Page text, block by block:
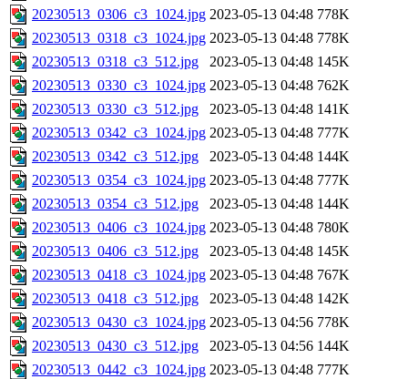
20230513_0306_c3_1024.jpg 2023-05-13 04:48 778K
20230513_0318_c3_1024.jpg 2023-05-13 04:48 778K
20230513_0318_c3_512.jpg
2023-05-13 04:48 145K
20230513_0330_c3_1024.jpg 2023-05-13 04:48 762K
20230513_0330_c3_512.jpg
2023-05-13 04:48 141K
20230513_0342_c3_1024.jpg 2023-05-13 04:48 777K
20230513_0342_c3_512.jpg
2023-05-13 04:48 144K
20230513_0354_c3_1024.jpg 2023-05-13 04:48 777K
20230513_0354_c3_512.jpg
2023-05-13 04:48 144K
20230513_0406_c3_1024.jpg 2023-05-13 04:48 780K
20230513_0406_c3_512.jpg
2023-05-13 04:48 145K
20230513_0418_c3_1024.jpg 2023-05-13 04:48 767K
20230513_0418_c3_512.jpg
2023-05-13 04:48 142K
20230513_0430_c3_1024.jpg 2023-05-13 04:56 778K
20230513_0430_c3_512.jpg
2023-05-13 04:56 144K
20230513_0442_c3_1024.jpg 2023-05-13 04:48 777K